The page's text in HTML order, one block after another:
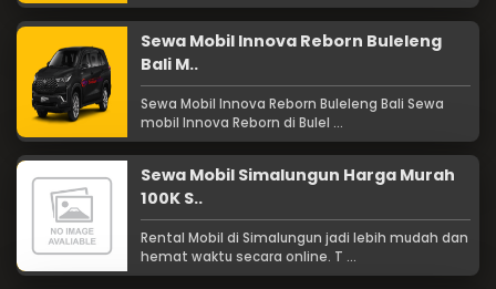
Sewa Mobil Innova Reborn Buleleng
Bali M..
Sewa Mobil Innova Reborn Buleleng Bali Sewa
mobil Innova Reborn di Bulel ...
Sewa Mobil Simalungun Harga Murah
100K S..
Rental Mobil di Simalungun jadi lebih mudah dan
hemat waktu secara online. T ...